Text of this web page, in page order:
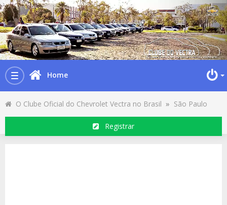
Toggle
navigation
Home
O Clube Oficial do Chevrolet Vectra no Brasil » São Paulo
Registrar